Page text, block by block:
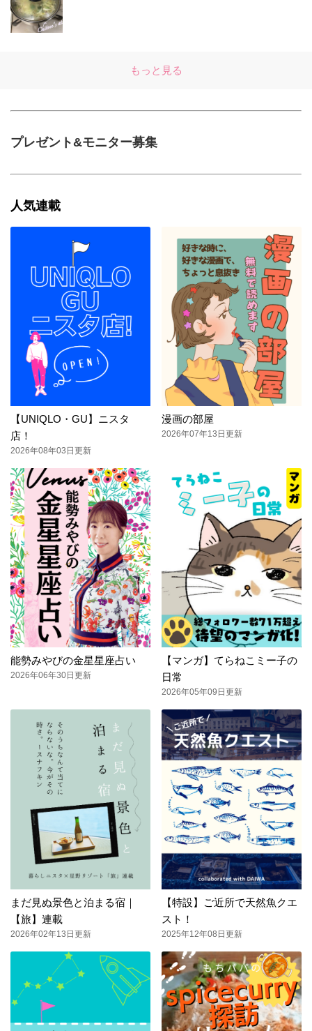
もっと見る
プレゼント&モニター募集
人気連載
【UNIQLO・GU】ニスタ
店！
2026年08年03日更新
漫画の部屋
2026年07年13日更新
能勢みやびの金星星座占い
2026年06年30日更新
【マンガ】てらねこミー子の
日常
2026年05年09日更新
まだ見ぬ景色と泊まる宿｜
【旅】連載
2026年02年13日更新
【特設】ご近所で天然魚クエ
スト！
2025年12年08日更新